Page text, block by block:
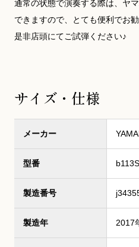
通常の状態で演奏する際は、ヤ
できますので、とても便利でお
是非店頭にてご試弾ください♪
サイズ・仕様
メーカー
型番
製造番号
製造年 2017